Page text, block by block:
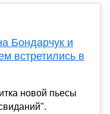
Бондарчук и
встретились в
новой пьесы